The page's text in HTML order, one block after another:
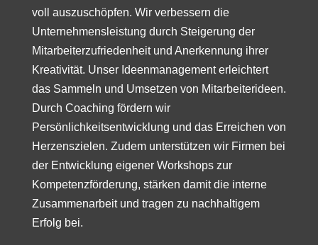
voll auszuschöpfen. Wir verbessern die
Unternehmensleistung durch Steigerung der
Mitarbeiterzufriedenheit und Anerkennung ihrer
Kreativität. Unser Ideenmanagement erleichtert
das Sammeln und Umsetzen von Mitarbeiterideen.
Durch Coaching fördern wir
Persönlichkeitsentwicklung und das Erreichen von
Herzenszielen. Zudem unterstützen wir Firmen bei
der Entwicklung eigener Workshops zur
Kompetenzförderung, stärken damit die interne
Zusammenarbeit und tragen zu nachhaltigem
Erfolg bei.